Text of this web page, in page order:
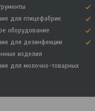
для птицефабрик
оборудование
для дезинфекции
изделия
для молочно-товарных